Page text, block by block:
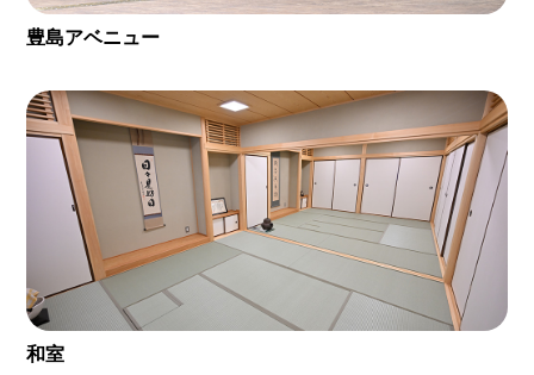
豊島アベニュー
和室